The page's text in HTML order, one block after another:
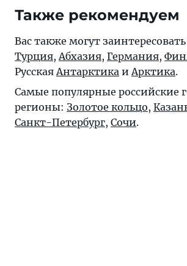
Также рекомендуем
Вас также могут заинтересовать
Турция, Абхазия, Германия,
Русская Антарктика и Арктика.
Самые популярные российские
регионы: Золотое кольцо,
Санкт-Петербург, Сочи.